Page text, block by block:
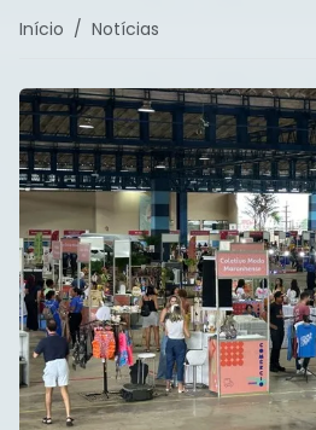
Início Notícias